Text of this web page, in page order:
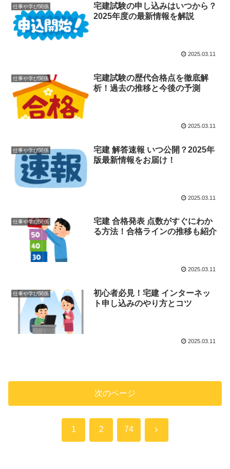
仕事や学び関係
宅建試験の申し込みはいつから？
2025年度の最新情報を解説
2025.03.11
仕事や学び関係
宅建試験の歴代合格点を徹底解
析！過去の推移と今後の予測
2025.03.11
仕事や学び関係
宅建 解答速報 いつ公開？2025年
版最新情報をお届け！
2025.03.11
仕事や学び関係
宅建 合格発表 点数がすぐにわか
る方法！合格ラインの推移も紹介
2025.03.11
仕事や学び関係
初心者必見！宅建 インターネッ
ト申し込みのやり方とコツ
2025.03.11
次のページ
1 2 74 次